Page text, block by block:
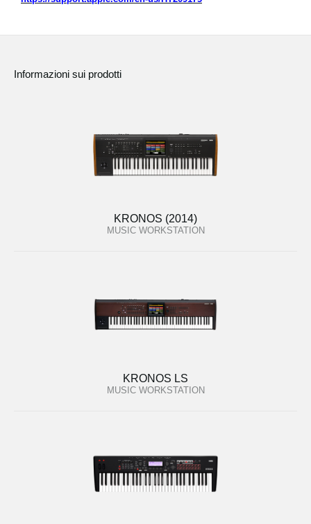
Informazioni sui prodotti
KRONOS (2014)
MUSIC WORKSTATION
KRONOS LS
MUSIC WORKSTATION